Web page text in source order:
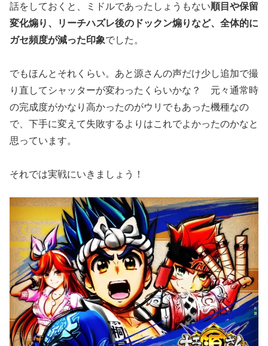
話をしておくと、ミドルであったしょうもない順目や保留
変化煽り、リーチハズレ後のドックン煽りなど、全体的に
ガセ頻度が減った印象でした。
でもほんとそれくらい。あと源さんの声だけ少し追加で撮
り直してシャッターが変わったくらいかな？ 元々通常時
の完成度がかなり高かったのがウリでもあった機種なの
で、下手に変えて失敗するよりはこれでよかったのかなと
思っています。
それでは実戦にいきましょう！